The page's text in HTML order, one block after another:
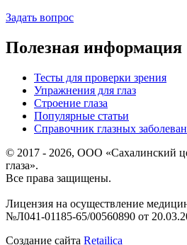
Задать вопрос
Полезная информация
Тесты для проверки зрения
Упражнения для глаз
Строение глаза
Популярные статьи
Справочник глазных
© 2017 - 2026, ООО «Сахалинский
глаза».
Все права защищены.
Лицензия на осуществление
№Л041-01185-65/00560890 от
Создание сайта Retailica